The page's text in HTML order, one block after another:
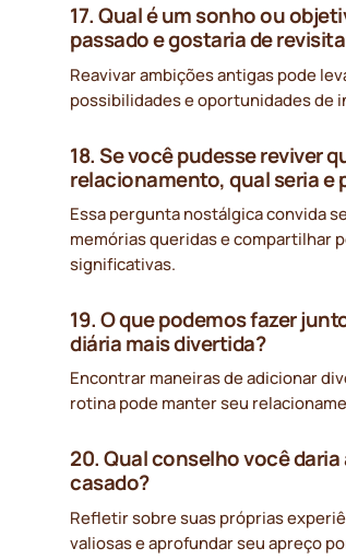
17. Qual é um sonho ou
passado e gostaria de
Reavivar ambições antigas pode
possibilidades e oportunidades de
18. Se você pudesse reviver
relacionamento, qual seria e
Essa pergunta nostálgica convida
memórias queridas e compartilhar
significativas.
19. O que podemos fazer
diária mais divertida?
Encontrar maneiras de adicionar
rotina pode manter seu
20. Qual conselho você
casado?
Refletir sobre suas próprias
valiosas e aprofundar seu apreço